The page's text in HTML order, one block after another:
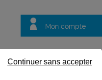
Mon compte
questions
Continuer sans accepter